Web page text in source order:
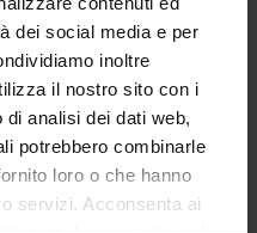
dei social media e per
inoltre
il nostro sito con i
analisi dei dati web,
potrebbero combinarle
loro o che hanno
servizi. Acconsenta ai
per rubare
e si dileguano
i ladri e scongiurato
del servizio di
hanno messo
dell'istituto di